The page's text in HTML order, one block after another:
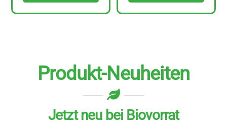
Produkt-Neuheiten
Jetzt neu bei Biovorrat